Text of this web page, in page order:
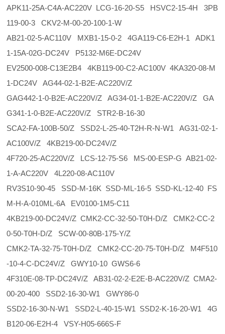
APK11-25A-C4A-AC220V LCG-16-20-S5 HSVC2-15-4H 3PB
119-00-3 CKV2-M-00-20-100-1-W
AB21-02-5-AC110V MXB1-15-0-2 4GA119-C6-E2H-1 ADK1
1-15A-02G-DC24V P5132-M6E-DC24V
EV2500-008-C13E2B4 4KB119-00-C2-AC100V 4KA320-08-M
1-DC24V AG44-02-1-B2E-AC220V/Z
GAG442-1-0-B2E-AC220V/Z AG34-01-1-B2E-AC220V/Z GA
G341-1-0-B2E-AC220V/Z STR2-B-16-30
SCA2-FA-100B-50/Z SSD2-L-25-40-T2H-R-N-W1 AG31-02-1-
AC100V/Z 4KB219-00-DC24V/Z
4F720-25-AC220V/Z LCS-12-75-S6 MS-00-ESP-G AB21-02-
1-A-AC220V 4L220-08-AC110V
RV3S10-90-45 SSD-M-16K SSD-ML-16-5 SSD-KL-12-40 FS
M-H-A-010ML-6A EV0100-1M5-C11
4KB219-00-DC24V/Z CMK2-CC-32-50-T0H-D/Z CMK2-CC-2
0-50-T0H-D/Z SCW-00-80B-175-Y/Z
CMK2-TA-32-75-T0H-D/Z CMK2-CC-20-75-T0H-D/Z M4F510
-10-4-C-DC24V/Z GWY10-10 GWS6-6
4F310E-08-TP-DC24V/Z AB31-02-2-E2E-B-AC220V/Z CMA2-
00-20-400 SSD2-16-30-W1 GWY86-0
SSD2-16-30-N-W1 SSD2-L-40-15-W1 SSD2-K-16-20-W1 4G
B120-06-E2H-4 VSY-H05-666S-F